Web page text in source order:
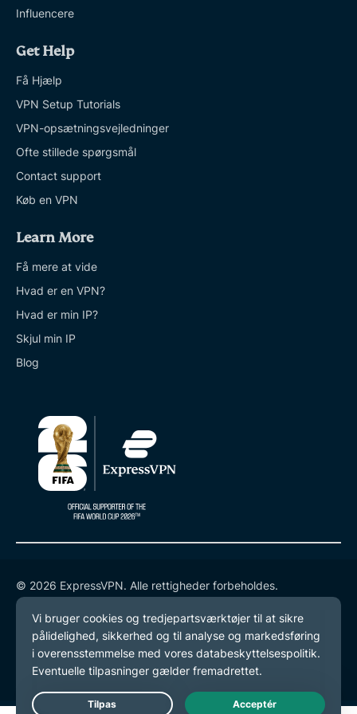
Influencere
Get Help
Få Hjælp
VPN Setup Tutorials
VPN-opsætningsvejledninger
Ofte stillede spørgsmål
Contact support
Køb en VPN
Learn More
Få mere at vide
Hvad er en VPN?
Hvad er min IP?
Skjul min IP
Blog
© 2026 ExpressVPN. Alle rettigheder forbeholdes.
Databeskyttelsespolitik
Tjenestevilkår
Cookie-præferencer